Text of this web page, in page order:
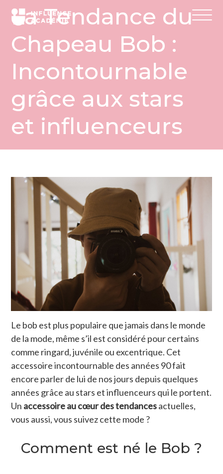
La Tendance du
Chapeau Bob :
Incontournable
grâce aux stars
et influenceurs
Le bob est plus populaire que jamais dans le monde
de la mode, même s’il est considéré pour certains
comme ringard, juvénile ou excentrique. Cet
accessoire incontournable des années 90 fait
encore parler de lui de nos jours depuis quelques
années grâce au stars et influenceurs qui le portent.
Un accessoire au cœur des tendancesactuelles,
vous aussi, vous suivez cette mode ?
Comment est né le Bob ?